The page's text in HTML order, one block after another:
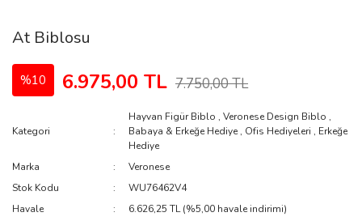
At Biblosu
%10 6.975,00 TL 7.750,00 TL
Kategori
Hayvan Figür Biblo ,Veronese Design Biblo ,
Babaya & Erkeğe Hediye , Ofis Hediyeleri , Erkeğe
Hediye
Marka
Veronese
Stok Kodu
WU76462V4
Havale
6.626,25 TL (%5,00 havale indirimi)